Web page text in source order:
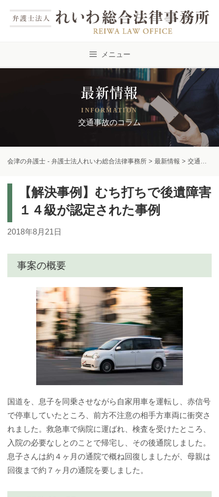
メニュー
最新情報
INFORMATION
交通事故のコラム
会津の弁護士 - 弁護士法人れいわ総合法律事務所 > 最新情報 > 交通事故のコラム
【解決事例】むち打ちで後遺障害
１４級が認定された事例
2018年8月21日
事案の概要
国道を、息子を同乗させながら自家用車を運転し、赤信号
で停車していたところ、前方不注意の相手方車両に衝突さ
れました。救急車で病院に運ばれ、検査を受けたところ、
入院の必要なしとのことで帰宅し、その後通院しました。
息子さんは約４ヶ月の通院で概ね回復しましたが、母親は
回復まで約７ヶ月の通院を要しました。